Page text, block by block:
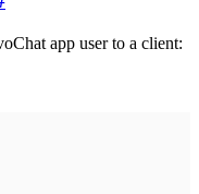
app user to a client: